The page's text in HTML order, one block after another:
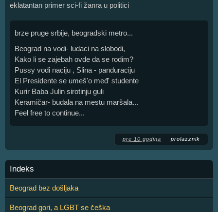
eklatantan primer sci-fi žanra u politici
brze pruge srbije, beogradski metro...
Beograd na vodi- ludaci na slobodi,
Kako li se zajebah ovde da se rodim?
Pussy vodi naciju , Slina - panduraciju
El Presidente se umeš'o međ' studente
Kurir Baba Julin sirotinju guli
Keramičar- budala na mestu maršala...
Feel free to continue...
pre 10 godina prolazznik
Indeks
Beograd bez došljaka
Beograd gori, a LGBT se češka